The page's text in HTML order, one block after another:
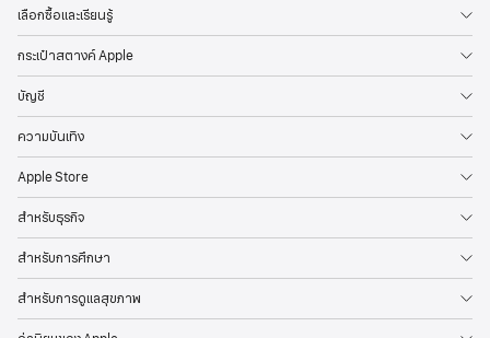
lเลือกซื้อและเรียนรู้
กระเป๋าสตางค์ Apple
บัญชี
ความบันเทิง
Apple Store
สำหรับธุรกิจ
สำหรับการศึกษา
สำหรับการดูแลสุขภาพ